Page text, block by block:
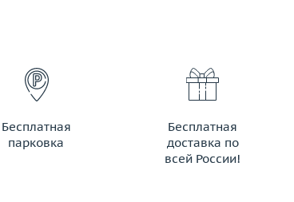
Бесплатная
парковка
Бесплатная
доставка по
всей России!